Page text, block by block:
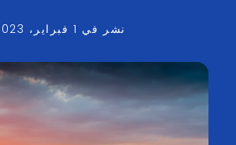
نشر في 1 فبراير، 2023
س
و
ق